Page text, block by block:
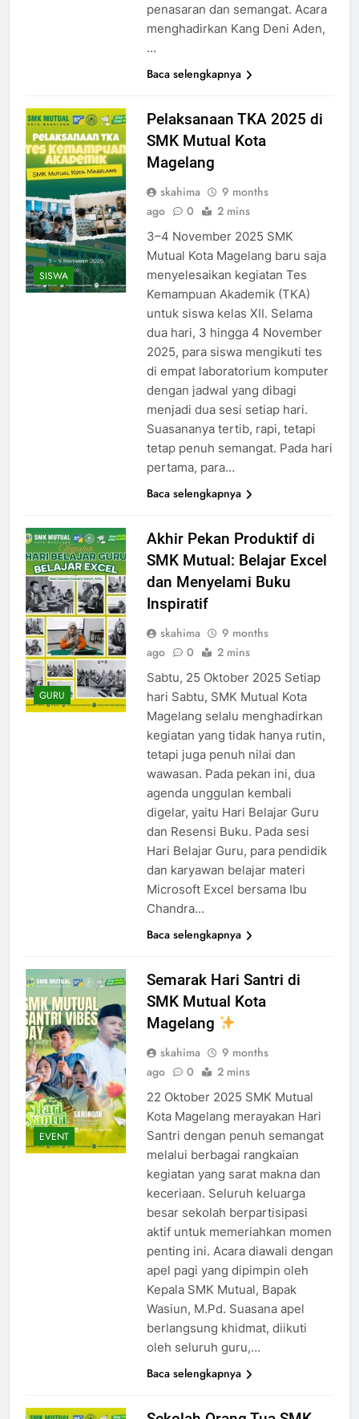
penasaran dan semangat. Acara
menghadirkan Kang Deni Aden,
…
Baca selengkapnya
SISWA
Pelaksanaan TKA 2025 di
SMK Mutual Kota
Magelang
skahima
9 months
ago
0 2 mins
3–4 November 2025 SMK
Mutual Kota Magelang baru saja
menyelesaikan kegiatan Tes
Kemampuan Akademik (TKA)
untuk siswa kelas XII. Selama
dua hari, 3 hingga 4 November
2025, para siswa mengikuti tes
di empat laboratorium komputer
dengan jadwal yang dibagi
menjadi dua sesi setiap hari.
Suasananya tertib, rapi, tetapi
tetap penuh semangat. Pada hari
pertama, para…
Baca selengkapnya
GURU
Akhir Pekan Produktif di
SMK Mutual: Belajar Excel
dan Menyelami Buku
Inspiratif
skahima
9 months
ago
0 2 mins
Sabtu, 25 Oktober 2025 Setiap
hari Sabtu, SMK Mutual Kota
Magelang selalu menghadirkan
kegiatan yang tidak hanya rutin,
tetapi juga penuh nilai dan
wawasan. Pada pekan ini, dua
agenda unggulan kembali
digelar, yaitu Hari Belajar Guru
dan Resensi Buku. Pada sesi
Hari Belajar Guru, para pendidik
dan karyawan belajar materi
Microsoft Excel bersama Ibu
Chandra…
Baca selengkapnya
EVENT
Semarak Hari Santri di
SMK Mutual Kota
Magelang
skahima
9 months
ago
0 2 mins
22 Oktober 2025 SMK Mutual
Kota Magelang merayakan Hari
Santri dengan penuh semangat
melalui berbagai rangkaian
kegiatan yang sarat makna dan
keceriaan. Seluruh keluarga
besar sekolah berpartisipasi
aktif untuk memeriahkan momen
penting ini. Acara diawali dengan
apel pagi yang dipimpin oleh
Kepala SMK Mutual, Bapak
Wasiun, M.Pd. Suasana apel
berlangsung khidmat, diikuti
oleh seluruh guru,…
Baca selengkapnya